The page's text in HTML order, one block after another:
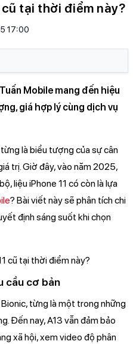
cũ tại thời điểm này?
17:00
Mobile mang đến hiệu
giá hợp lý cùng dịch vụ
từng là biểu tượng của sự cân
trị. Giờ đây, vào năm 2025,
liệu iPhone 11 có còn là lựa
? Bài viết này sẽ phân tích chi
định sáng suốt khi chọn
cầu cơ bản
từng là một trong những
Đến nay, A13 vẫn đảm bảo
xã hội, xem video độ phân